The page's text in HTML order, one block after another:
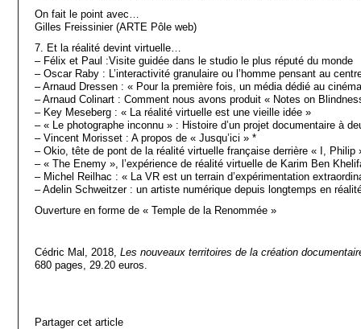
On fait le point avec…
Gilles Freissinier (ARTE Pôle web)
7. Et la réalité devint virtuelle…
– Félix et Paul :Visite guidée dans le studio le plus réputé du monde
– Oscar Raby : L’interactivité granulaire ou l’homme pensant au
– Arnaud Dressen : « Pour la première fois, un média dédié au
– Arnaud Colinart : Comment nous avons produit « Notes on
– Key Meseberg : « La réalité virtuelle est une vieille idée »
– « Le photographe inconnu » : Histoire d’un projet documentaire à
– Vincent Morisset : A propos de « Jusqu’ici » *
– Okio, tête de pont de la réalité virtuelle française derrière « I, Philip
– « The Enemy », l’expérience de réalité virtuelle de Karim Ben
– Michel Reilhac : « La VR est un terrain d’expérimentation
– Adelin Schweitzer : un artiste numérique depuis longtemps en
Ouverture en forme de « Temple de la Renommée »
Cédric Mal, 2018, Les nouveaux territoires de la création
680 pages, 29.20 euros.
Partager cet article